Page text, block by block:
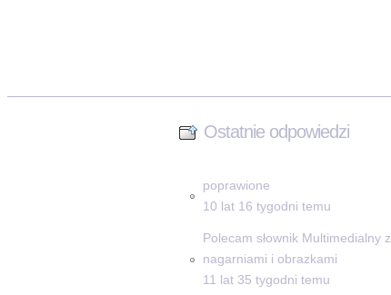
Ostatnie odpowiedzi
poprawione
10 lat 16 tygodni temu
Polecam słownik Multimedialny z
nagarniami i obrazkami
11 lat 35 tygodni temu